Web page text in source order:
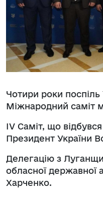
Чотири роки поспіль
Міжнародний саміт
IV Саміт, що
Президент України
Делегацію з
обласної державної
Харченко.